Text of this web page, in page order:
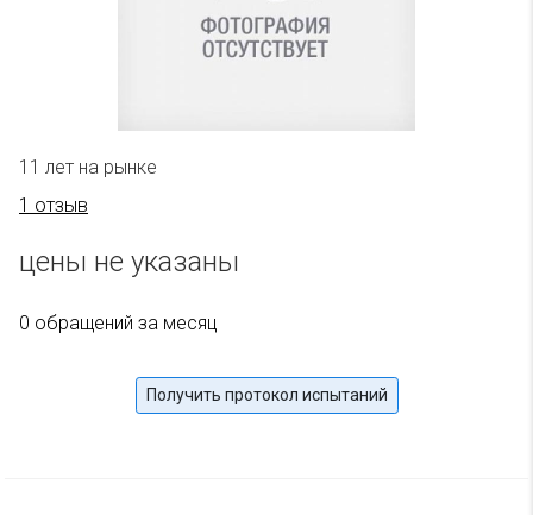
11 лет на рынке
1 отзыв
цены не указаны
0 обращений за месяц
Получить протокол испытаний